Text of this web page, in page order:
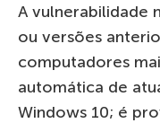
A vulnerabilidade
ou versões
computadores
automática de
Windows 10; é